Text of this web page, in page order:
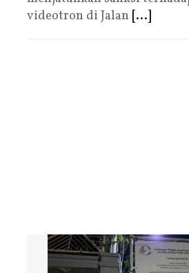
videotron di Jalan [...]